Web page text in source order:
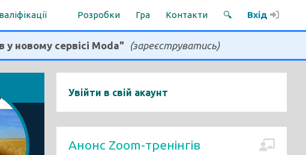
Розробки Гра Контакти 🔍 Вхід
у новому сервісі Moda" (зареєструватись)
Увійти в свій акаунт
Анонс Zoom-тренінгів